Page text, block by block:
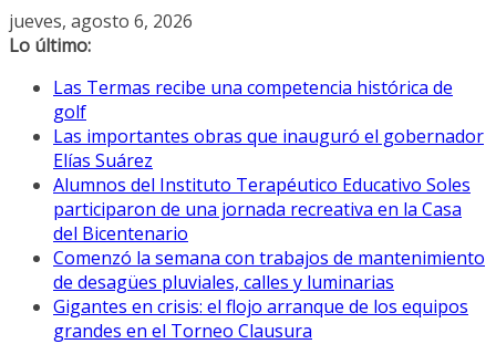
Saltar
al
jueves, agosto 6, 2026
Lo último:
Las Termas recibe una competencia histórica de
golf
Las importantes obras que inauguró el gobernador
Elías Suárez
Alumnos del Instituto Terapéutico Educativo Soles
participaron de una jornada recreativa en la Casa
del Bicentenario
Comenzó la semana con trabajos de mantenimiento
de desagües pluviales, calles y luminarias
Gigantes en crisis: el flojo arranque de los equipos
grandes en el Torneo Clausura